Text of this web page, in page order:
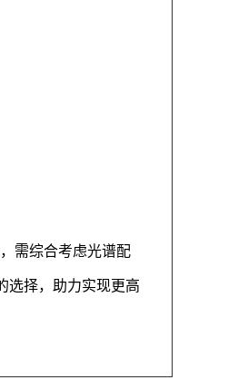
需综合考虑光谱配
选择，助力实现更高